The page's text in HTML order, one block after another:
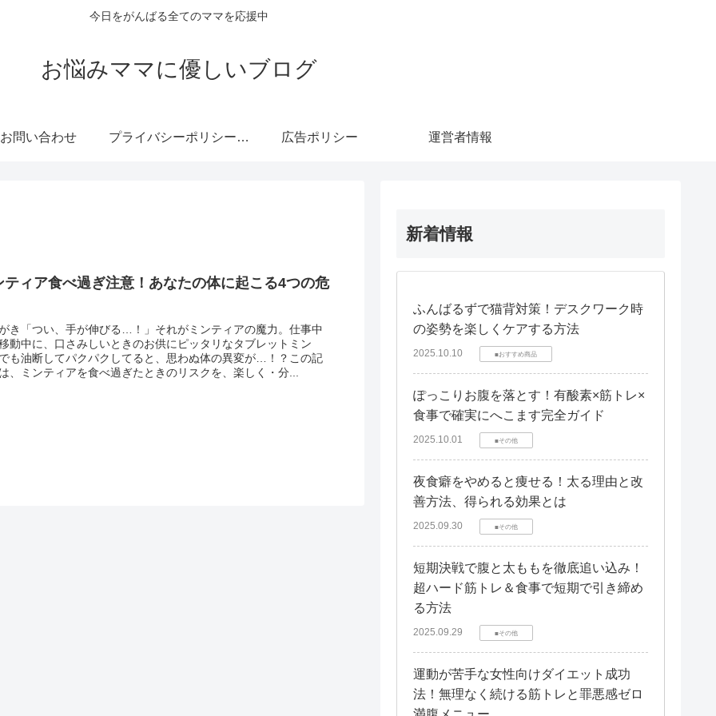
今日をがんばる全てのママを応援中
お悩みママに優しいブログ
お問い合わせ プライバシーポリシー・免責事項 広告ポリシー 運営者情報
ティア食べ過ぎ注意！あなたの体に起こる4つの危
き「つい、手が伸びる…！」それがミンティアの魔力。仕事中
動中に、口さみしいときのお供にピッタリなタブレットミン
も油断してパクパクしてると、思わぬ体の異変が…！？この記
、ミンティアを食べ過ぎたときのリスクを、楽しく・分...
新着情報
ふんばるずで猫背対策！デスクワーク時
の姿勢を楽しくケアする方法
2025.10.10 ■おすすめ商品
ぽっこりお腹を落とす！有酸素×筋トレ×
食事で確実にへこます完全ガイド
2025.10.01 ■その他
夜食癖をやめると痩せる！太る理由と改
善方法、得られる効果とは
2025.09.30 ■その他
短期決戦で腹と太ももを徹底追い込み！
超ハード筋トレ＆食事で短期で引き締め
る方法
2025.09.29 ■その他
運動が苦手な女性向けダイエット成功
法！無理なく続ける筋トレと罪悪感ゼロ